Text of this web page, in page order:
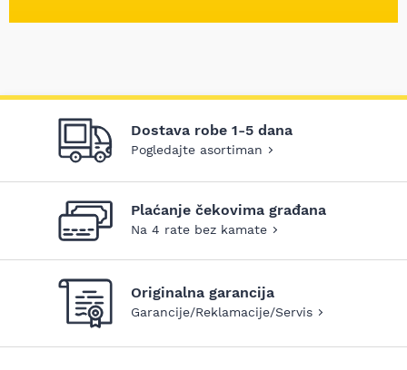
Dostava robe 1-5 dana
Pogledajte asortiman
Plaćanje čekovima građana
Na 4 rate bez kamate
Originalna garancija
Garancije/Reklamacije/Servis